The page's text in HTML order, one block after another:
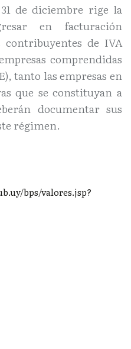
de diciembre rige la
en facturación
de IVA
comprendidas
tanto las empresas en
que se constituyan a
documentar sus
régimen.
bps/valores.jsp?